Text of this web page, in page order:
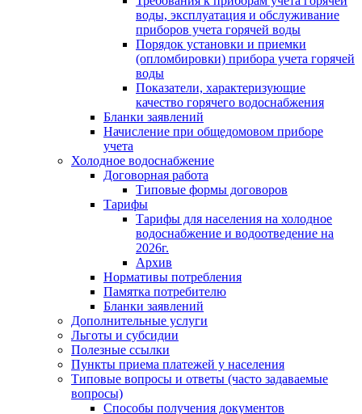
воды, эксплуатация и обслуживание
приборов учета горячей воды
Порядок установки и приемки
(опломбировки) прибора учета горячей
воды
Показатели, характеризующие
качество горячего водоснабжения
Бланки заявлений
Начисление при общедомовом приборе
учета
Холодное водоснабжение
Договорная работа
Типовые формы договоров
Тарифы
Тарифы для населения на холодное
водоснабжение и водоотведение на
2026г.
Архив
Нормативы потребления
Памятка потребителю
Бланки заявлений
Дополнительные услуги
Льготы и субсидии
Полезные ссылки
Пункты приема платежей у населения
Типовые вопросы и ответы (часто задаваемые
вопросы)
Способы получения документов